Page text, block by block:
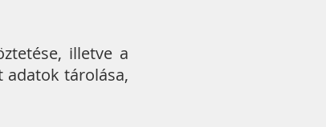
illetve a
adatok tárolása,